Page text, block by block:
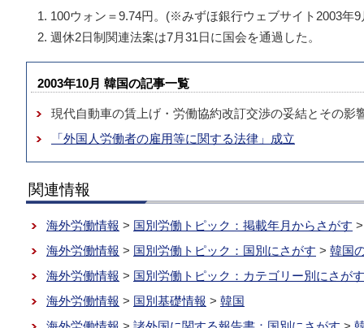
100ウォン＝9.74円。(※みずほ銀行ウェブサイト2003年
週休2日制関連法案は7月31日に国会を通過した。
2003年10月 韓国の記事一覧
現代自動車の賃上げ・労働協約改訂交渉の妥結とその
「外国人労働者の雇用等に関する法律」成立
関連情報
海外労働情報 > 国別労働トピック：掲載年月からさがす
海外労働情報 > 国別労働トピック：国別にさがす > 韓国
海外労働情報 > 国別労働トピック：カテゴリー別にさがす
海外労働情報 > 国別基礎情報 > 韓国